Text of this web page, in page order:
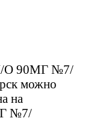
О 90МГ №7/
можно
на
№7/